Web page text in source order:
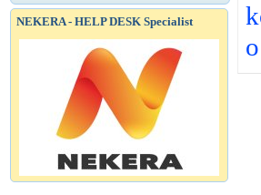
NEKERA - HELP DESK Specialist